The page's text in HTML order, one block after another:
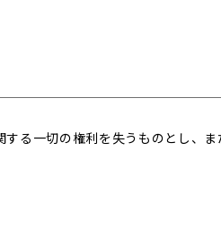
る一切の権利を失うものとし、